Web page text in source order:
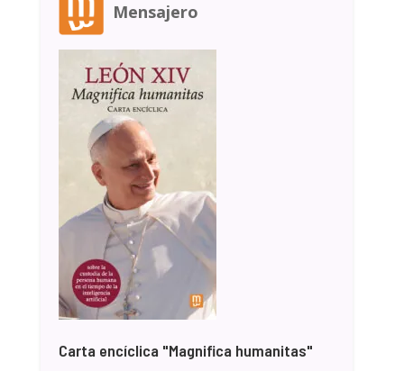
Mensajero
Carta encíclica "Magnifica humanitas"